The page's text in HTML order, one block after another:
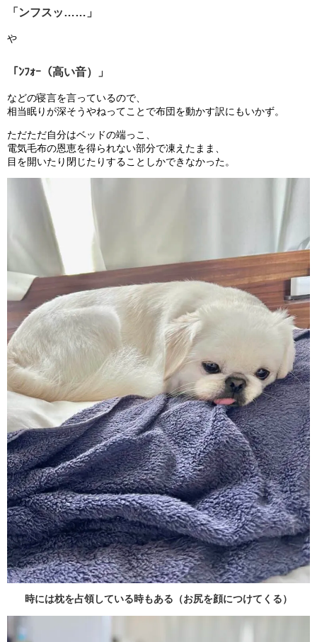
「ンフスッ……」
や
「ﾝﾌｫｰ（高い音）」
などの寝言を言っているので、
相当眠りが深そうやねってことで布団を動かす訳にもいかず。
ただただ自分はベッドの端っこ、
電気毛布の恩恵を得られない部分で凍えたまま、
目を開いたり閉じたりすることしかできなかった。
時には枕を占領している時もある（お尻を顔につけてくる）